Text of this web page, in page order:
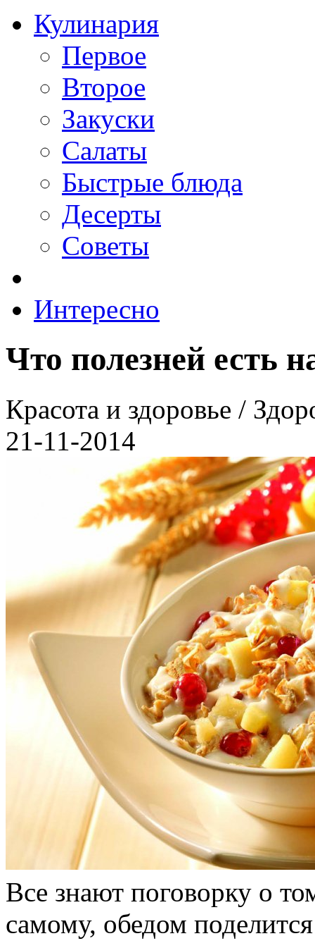
Кулинария
Первое
Второе
Закуски
Салаты
Быстрые блюда
Десерты
Советы
Интересно
Что полезней есть
Красота и здоровье /
21-11-2014
Все знают поговорку о
самому, обедом